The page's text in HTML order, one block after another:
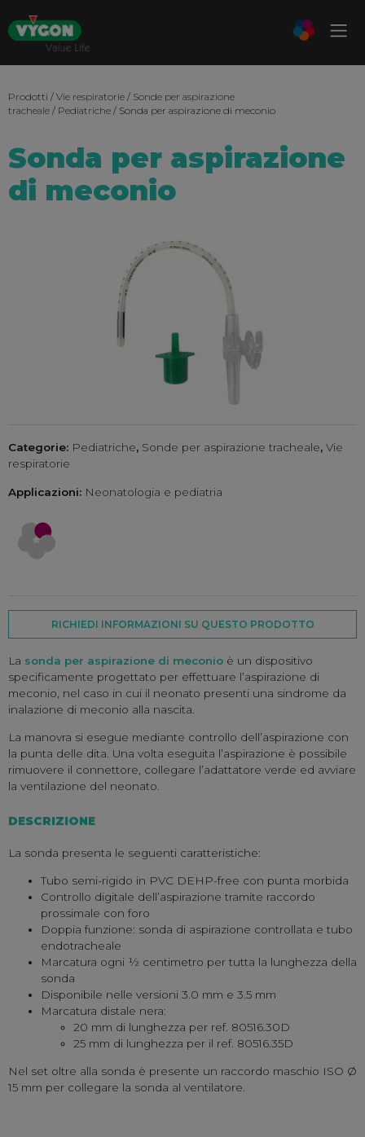
Prodotti / Vie respiratorie / Sonde per aspirazione
tracheale / Pediatriche / Sonda per aspirazione di meconio
Sonda per aspirazione
di meconio
Categorie: Pediatriche, Sonde per aspirazione tracheale, Vie
respiratorie
Applicazioni: Neonatologia e pediatria
RICHIEDI INFORMAZIONI SU QUESTO PRODOTTO
La sonda per aspirazione di meconio è un dispositivo
specificamente progettato per effettuare l’aspirazione di
meconio, nel caso in cui il neonato presenti una sindrome da
inalazione di meconio alla nascita.
La manovra si esegue mediante controllo dell’aspirazione con
la punta delle dita. Una volta eseguita l’aspirazione è possibile
rimuovere il connettore, collegare l’adattatore verde ed avviare
la ventilazione del neonato.
DESCRIZIONE
La sonda presenta le seguenti caratteristiche:
Tubo semi-rigido in PVC DEHP-free con punta morbida
Controllo digitale dell’aspirazione tramite raccordo
prossimale con foro
Doppia funzione: sonda di aspirazione controllata e tubo
endotracheale
Marcatura ogni ½ centimetro per tutta la lunghezza della
sonda
Disponibile nelle versioni 3.0 mm e 3.5 mm
Marcatura distale nera:
20 mm di lunghezza per ref. 80516.30D
25 mm di lunghezza per il ref. 80516.35D
Nel set oltre alla sonda è presente un raccordo maschio ISO Ø
15 mm per collegare la sonda al ventilatore.